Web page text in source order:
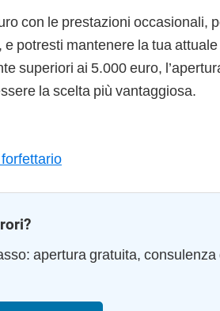
con le prestazioni occasionali,
potresti mantenere la tua
superiori ai 5.000 euro,
la scelta più vantaggiosa.
apertura gratuita,